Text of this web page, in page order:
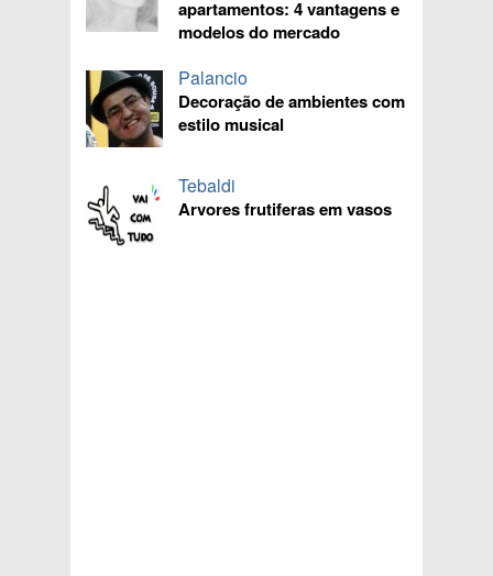
apartamentos: 4 vantagens e
modelos do mercado
Palancio
Decoração de ambientes com
estilo musical
Tebaldi
Arvores frutiferas em vasos